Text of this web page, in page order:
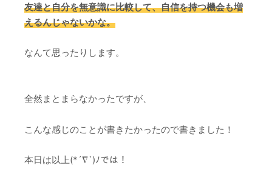
友達と自分を無意識に比較して、自信を持つ機会も増
えるんじゃないかな。
なんて思ったりします。
全然まとまらなかったですが、
こんな感じのことが書きたかったので書きました！
本日は以上(*´∇`)ﾉでは！